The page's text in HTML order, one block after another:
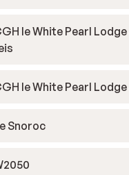
le White Pearl
le White Pearl
Snoroc